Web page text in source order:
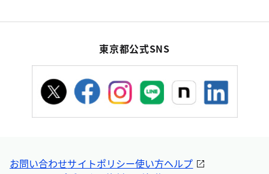
東京都公式SNS
お問い合わせサイトポリシー使い方ヘルプ